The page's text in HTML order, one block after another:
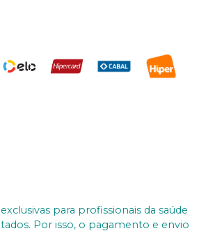
para profissionais da saúde
Por isso, o pagamento e envio